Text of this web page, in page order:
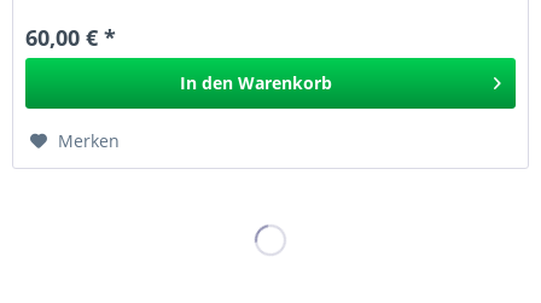
60,00 € *
In den Warenkorb
Merken